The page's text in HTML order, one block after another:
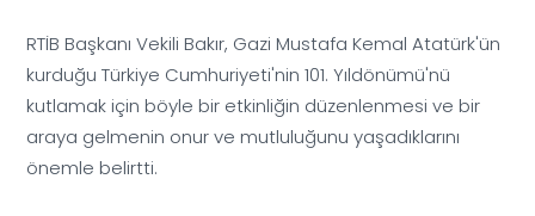
RTİB Başkanı Vekili Bakır, Gazi Mustafa Kemal Atatürk'ün
kurduğu Türkiye Cumhuriyeti'nin 101. Yıldönümü'nü
kutlamak için böyle bir etkinliğin düzenlenmesi ve bir
araya gelmenin onur ve mutluluğunu yaşadıklarını
önemle belirtti.